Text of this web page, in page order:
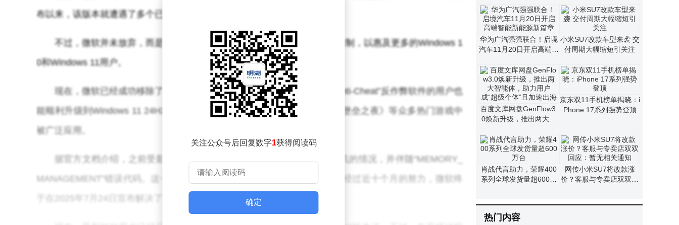
布以来，该版本就遭遇了多个已知问题，导致不少用户的升级之路受阻。
不过，微软并未放弃，而是持续致力于修复这些问题，并逐步放宽升级限制，以惠及更多的Windows 1
0和Windows 11用户。
现在，微软已经成功移除了一项关键的升级障碍，使得那些使用“Easy Anti-Cheat”反作弊软件的用户也
能顺利升级到Windows 11 24H2版本。这款反作弊软件在《绝地求生》、《堡垒之夜》等众多热门游戏中
被广泛应用。
据官方文档介绍，之前受影响的系统在运行这些游戏时，会出现蓝屏死机的情况，并伴随“MEMORY_
MANAGEMENT”错误代码。这一问题自2024年9月30日起开始困扰用户，但经过近十个月的努力，微软终
关注公众号后回复数字1获得阅读码
确定
华为广汽强强联合！启境
汽车11月20日开启高端智
小米SU7改款车型来袭 交
付周期大幅缩短引关注
百度文库网盘GenFlow3.
0焕新升级，推出两大智
体”且加速出海
京东双11手机榜单揭晓：i
Phone 17系列强势登顶
肖战代言助力，荣耀400
系列全球发货量超600万
网传小米SU7将改款涨
价？客服与专卖店双双回
热门内容